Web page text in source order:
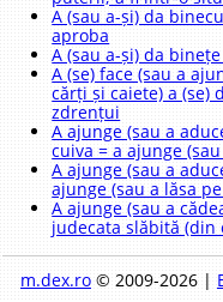
A (sau a-și) da
aproba
A (sau a-și) da
A (se) face (sau a
cărți și caiete) a (se)
zdrențui
A ajunge (sau a
cuiva = a ajunge
A ajunge (sau a
ajunge (sau a lăsa
A ajunge (sau a
judecata slăbită (din
m.dex.ro© 2009-2026 |